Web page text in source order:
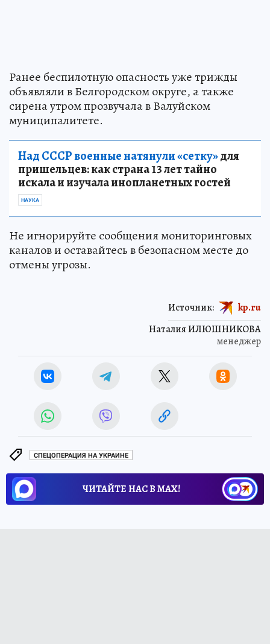
Ранее беспилотную опасность уже трижды
объявляли в Белгородском округе, а также
сирена утром прозвучала в Валуйском
муниципалитете.
Над СССР военные натянули «сетку»для
пришельцев: как страна 13 лет тайно
искала и изучала инопланетных гостей
НАУКА
Не игнорируйте сообщения мониторинговых
каналов и оставайтесь в безопасном месте до
отмены угрозы.
Наталия ИЛЮШНИКОВА
менеджер
Источник: kp.ru
СПЕЦОПЕРАЦИЯ НА УКРАИНЕ
ЧИТАЙТЕ НАС В МАХ!